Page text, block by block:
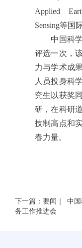
Applied
Sensing等国
中国科学
评选一次，
力与学术成
人员投身科
究生以获奖
研，在科研
技制高点和
春力量。
下一篇：要闻｜ 中
务工作推进会